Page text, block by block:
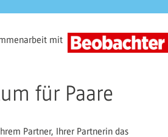
mit
für Paare
Partner, Ihrer Partnerin das